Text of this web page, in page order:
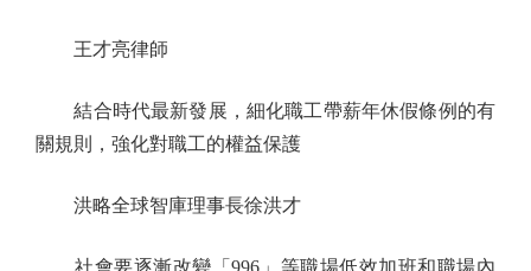
王才亮律師
結合時代最新發展，細化職工帶薪年休假條例的有
關規則，強化對職工的權益保護
洪略全球智庫理事長徐洪才